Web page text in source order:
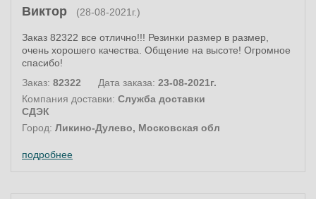
Виктор (28-08-2021г.)
Заказ 82322 все отлично!!! Резинки размер в размер,
очень хорошего качества. Общение на высоте! Огромное
спасибо!
Заказ: 82322 Дата заказа: 23-08-2021г.
Компания доставки: Служба доставки
СДЭК
Город: Ликино-Дулево, Московская обл
подробнее